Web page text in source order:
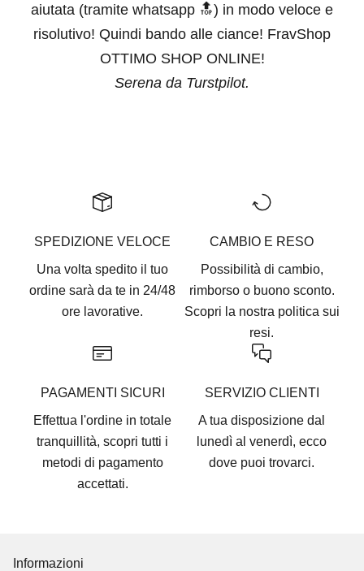
aiutata (tramite whatsapp 🔝) in modo veloce e
risolutivo! Quindi bando alle ciance! FravShop
OTTIMO SHOP ONLINE!
Serena da Turstpilot.
SPEDIZIONE VELOCE
Una volta spedito il tuo
ordine sarà da te in 24/48
ore lavorative.
CAMBIO E RESO
Possibilità di cambio,
rimborso o buono sconto.
Scopri la nostra politica sui
resi.
PAGAMENTI SICURI
Effettua l'ordine in totale
tranquillità, scopri tutti i
metodi di pagamento
accettati.
SERVIZIO CLIENTI
A tua disposizione dal
lunedì al venerdì, ecco
dove puoi trovarci.
Informazioni